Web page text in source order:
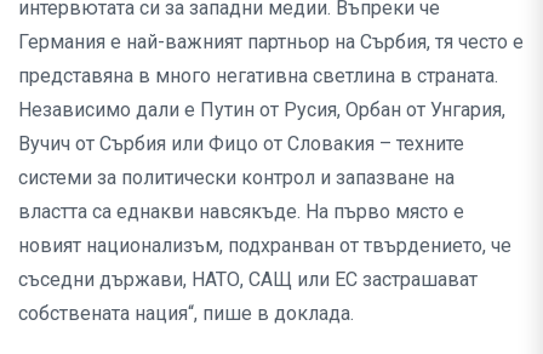
интервютата си за западни медии. Въпреки че
Германия е най-важният партньор на Сърбия, тя често е
представяна в много негативна светлина в страната.
Независимо дали е Путин от Русия, Орбан от Унгария,
Вучич от Сърбия или Фицо от Словакия – техните
системи за политически контрол и запазване на
властта са еднакви навсякъде. На първо място е
новият национализъм, подхранван от твърдението, че
съседни държави, НАТО, САЩ или ЕС застрашават
собствената нация“, пише в доклада.